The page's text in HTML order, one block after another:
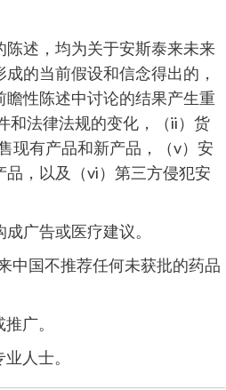
述，均为关于安斯泰来未来
的当前假设和信念得出的，
性陈述中讨论的结果产生重
和法律法规的变化，（ii）货
现有产品和新产品，（v）安
，以及（vi）第三方侵犯安
广告或医疗建议。
中国不推荐任何未获批的药品
广。
人士。